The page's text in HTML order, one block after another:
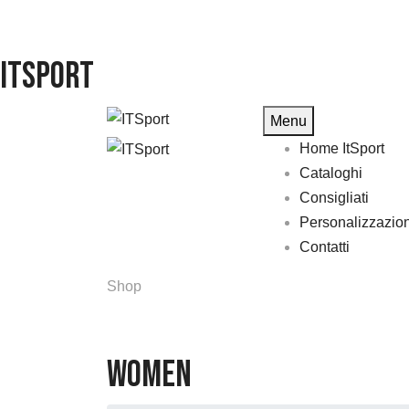
ITSport
Menu
Home ItSport
Cataloghi
Consigliati
Contatti
Shop
Women